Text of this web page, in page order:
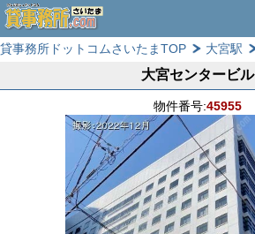
貸事務所ドットコムさいたまTOP 大宮駅
大宮センタービル
物件番号:45955